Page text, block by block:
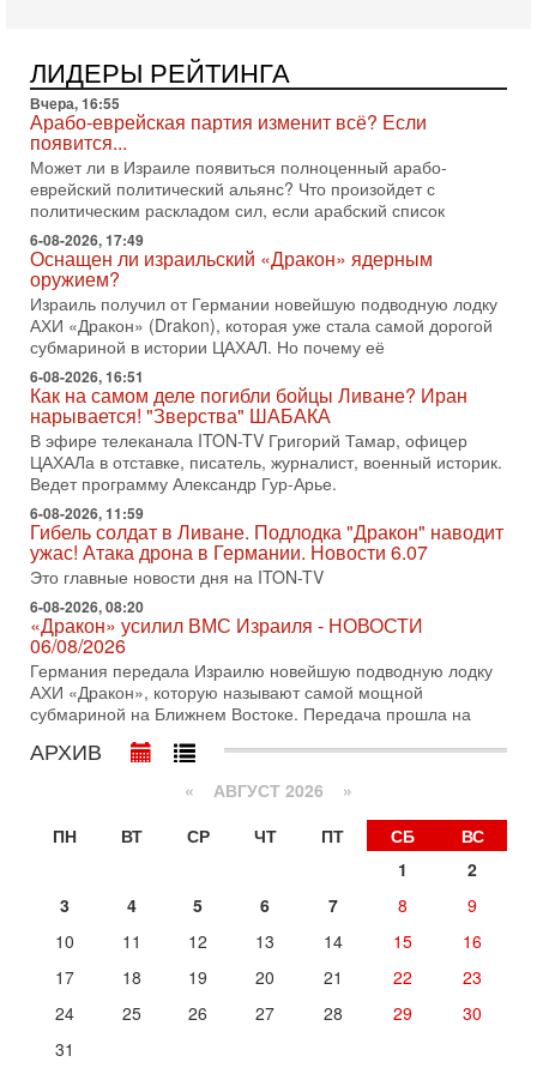
«Русский голос» Израиля: кто заберет его на этот
раз?
Голоса русскоязычных репатриантов не раз кардинально
меняли политический ландшафт Израиля. Достаточно
вспомнить взлет партии «Исраэль ба-алия», когда
31-07-2026, 17:00
Тайны закрытых дверей: о чём на самом деле
молчат Трамп и Нетаньяху?
Недавний визит премьер-министра Израиля Биньямина
Нетаньяху в США и его встреча с Дональдом Трампом
оставили больше вопросов, чем ответов. Полная
31-07-2026, 15:18
Иран готовит покушение на Нетаниягу! Трамп не
хочет эскалации, но КСИР готовит взрыв!
В эфире телеканала ITON-TV СЕРГЕЙ МИГДАЛЬ, эксперт
по вопросам безопасности, офицер запаса
Международного управления полиции Израиля, автор
31-07-2026, 09:02
Битва за разоружение ХАМАСа - НОВОСТИ
31/07/2026
Сегодня президент США Дональд Трамп заявил о
достижении исторического соглашения о полном
разоружении ХАМАСа и других вооруженных группировок в
30-07-2026, 17:59
Иран доведет Трампа до крайних мер? Разбор и
оценка от военного обозревателя Давида Шарпа
Ситуация вокруг противостояния Ирана и США накаляется
с каждым днем. Почему Трамп в самый последний момент
отменил решение о нанесении тяжелых ударов
30-07-2026, 16:54
Покупатель авиакомпании «Аркия» намерен
запретить полеты по субботам!
Вокруг возможной продажи авиакомпании «Аркия»
разгорается громкий конфликт.
Президент США Дональд Трамп сегодня рассматривает
возможность масштабной военной операции против Ирана
Вчера, 16:55
Арабо-еврейская партия изменит всё? Если
Может ли в Израиле появиться полноценный арабо-
ЛИДЕРЫ РЕЙТИНГА
Вчера, 16:55
Арабо-еврейская партия изменит всё? Если
появится...
Может ли в Израиле появиться полноценный арабо-
еврейский политический альянс? Что произойдет с
политическим раскладом сил, если арабский список
6-08-2026, 17:49
Оснащен ли израильский «Дракон» ядерным
оружием?
Израиль получил от Германии новейшую подводную лодку
АХИ «Дракон» (Drakon), которая уже стала самой дорогой
субмариной в истории ЦАХАЛ. Но почему её
6-08-2026, 16:51
Как на самом деле погибли бойцы Ливане? Иран
нарывается! "Зверства" ШАБАКА
В эфире телеканала ITON-TV Григорий Тамар, офицер
ЦАХАЛа в отставке, писатель, журналист, военный историк.
Ведет программу Александр Гур-Арье.
6-08-2026, 11:59
Гибель солдат в Ливане. Подлодка "Дракон" наводит
ужас! Атака дрона в Германии. Новости 6.07
Это главные новости дня на ITON-TV
6-08-2026, 08:20
«Дракон» усилил ВМС Израиля - НОВОСТИ
06/08/2026
Германия передала Израилю новейшую подводную лодку
АХИ «Дракон», которую называют самой мощной
субмариной на Ближнем Востоке. Передача прошла на
АРХИВ
« АВГУСТ 2026 »
ПН
ВТ СР ЧТ ПТ СБ
ВС
1
2
3
4 5 6 7 8
9
10
11 12 13 14 15
16
17
18 19 20 21 22
23
24
25 26 27 28 29
30
31